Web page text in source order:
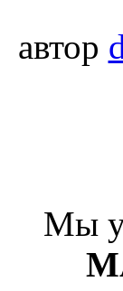
автор
Мы